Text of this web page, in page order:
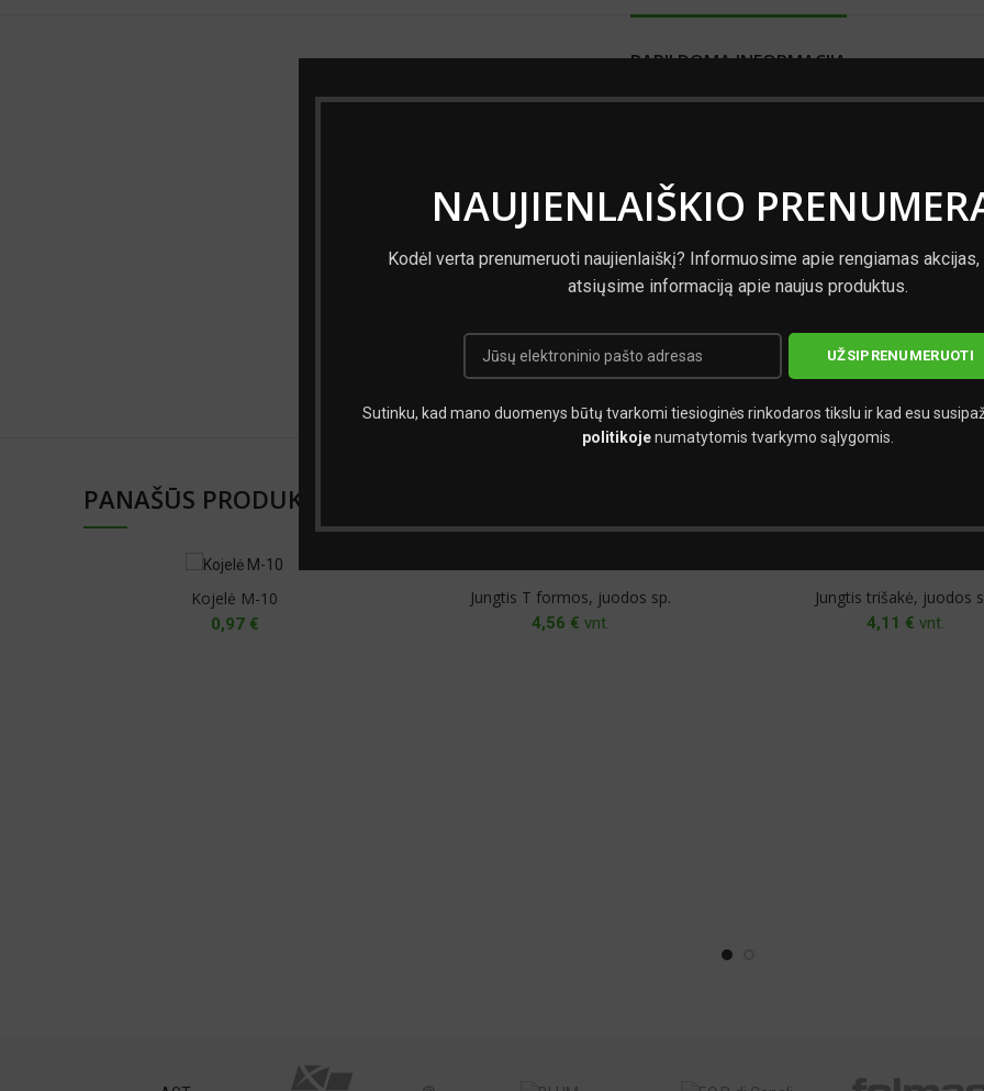
NAUJIENLAIŠKIO
Kodėl verta prenumeruoti naujienlaiškį? Informuosime apie rengiamas
atsiųsime informaciją apie naujus produktus.
Sutinku, kad mano duomenys būtų tvarkomi tiesioginės rinkodaros tikslu ir kad esu
politikojenumatytomis tvarkymo sąlygomis.
PAPILDOMA INFORMACIJA
Medžiaga
Prekės ženklas
PANAŠŪS PRODUKTAI
Kojelė M-10
0,97 €
Jungtis T formos, juodos sp.
4,56 € vnt.
Jungtis trišakė, juodos
4,11 € vnt.